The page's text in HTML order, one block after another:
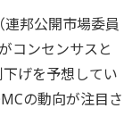
邦公開市場委員
コンセンサスと
げを予想してい
の動向が注目さ